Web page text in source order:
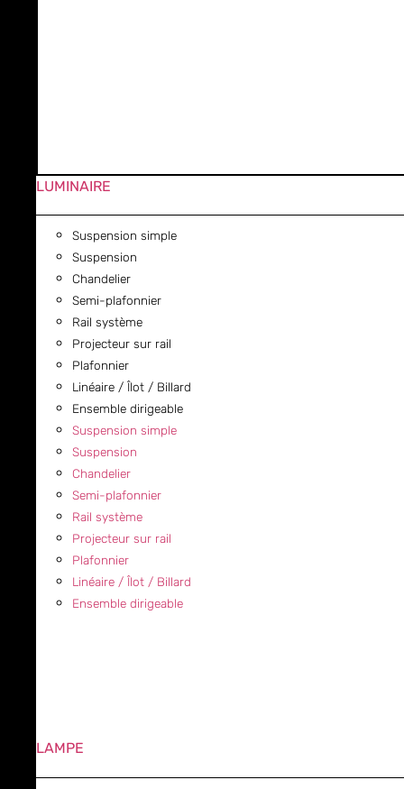
LUMINAIRE
Suspension simple
Suspension
Chandelier
Semi-plafonnier
Rail système
Projecteur sur rail
Plafonnier
Linéaire / Îlot / Billard
Ensemble dirigeable
Suspension simple
Suspension
Chandelier
Semi-plafonnier
Rail système
Projecteur sur rail
Plafonnier
Linéaire / Îlot / Billard
Ensemble dirigeable
LAMPE